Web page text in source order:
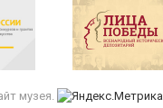
музея.